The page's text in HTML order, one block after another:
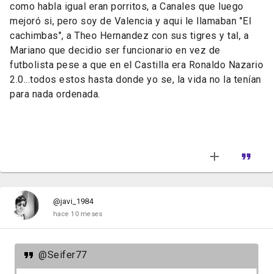
como habla igual eran porritos, a Canales que luego
mejoró si, pero soy de Valencia y aqui le llamaban "El
cachimbas", a Theo Hernandez con sus tigres y tal, a
Mariano que decidio ser funcionario en vez de
futbolista pese a que en el Castilla era Ronaldo Nazario
2.0...todos estos hasta donde yo se, la vida no la tenían
para nada ordenada.
@javi_1984
hace 10 meses
@Seifer77